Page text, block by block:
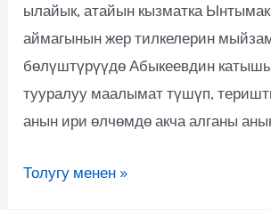
ылайык, атайын кызматка
аймагынын жер тилкелерин
бөлүштүрүүдө Абыкеевдин
тууралуу маалымат түшүп,
анын ири өлчөмдө акча алганы
Толугу менен »